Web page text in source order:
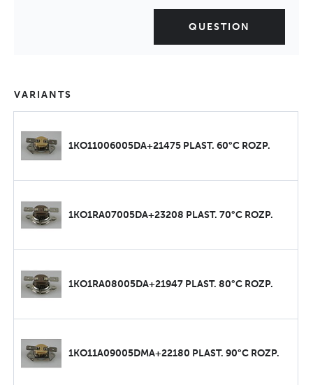
QUESTION
VARIANTS
1KO11006005DA+21475 PLAST. 60°C ROZP.
1KO1RA07005DA+23208 PLAST. 70°C ROZP.
1KO1RA08005DA+21947 PLAST. 80°C ROZP.
1KO11A09005DMA+22180 PLAST. 90°C ROZP.